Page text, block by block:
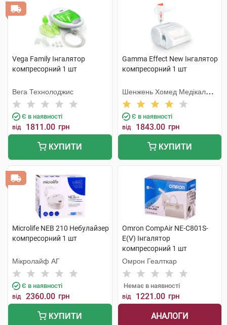
Vega Family Інгалятор
компресорний 1 шт
Вега Технолоджис
Є в наявності
від 1811.00 грн
КУПИТИ
Gamma Effect New Інгалятор
компресорний 1 шт
Шенжень Хомед Медікал
Девайс
Є в наявності
від 1843.00 грн
КУПИТИ
Microlife NEB 210 Небулайзер
компресорний 1 шт
Мікролайф AГ
Є в наявності
від 2360.00 грн
КУПИТИ
Omron CompAir NE-C801S-
E(V) Інгалятор
компресорний 1 шт
Омрон Геалткар
Немає в наявності
від 1221.00 грн
АНАЛОГИ